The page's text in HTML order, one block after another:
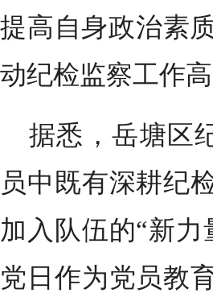
提高自身政治素
动纪检监察工作高
据悉，岳塘区
员中既有深耕纪
加入队伍的“新
党日作为党员教